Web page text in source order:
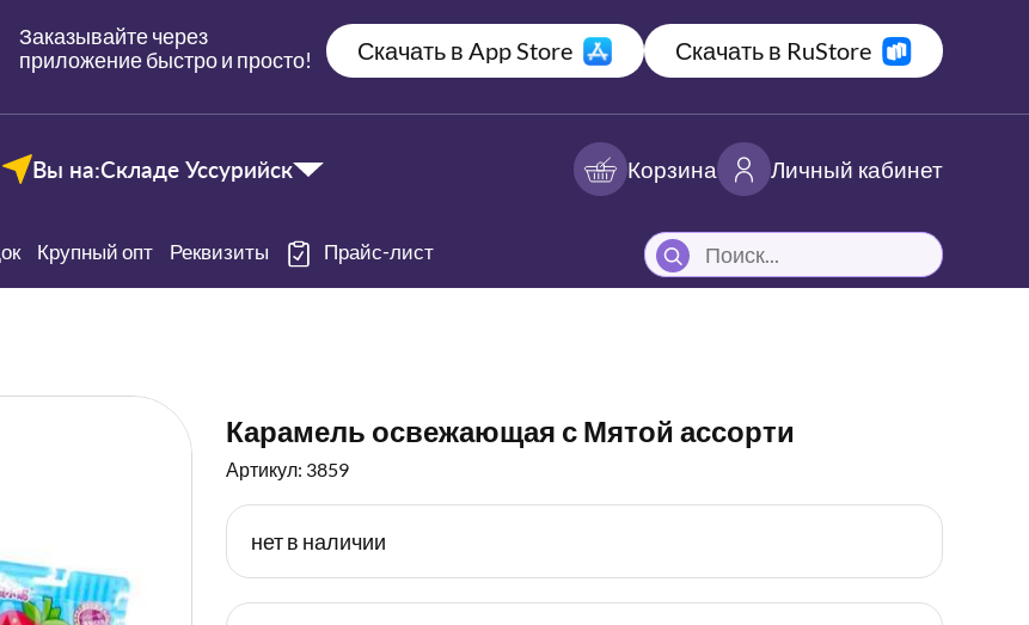
Заказывайте через
приложение быстро и просто!
Скачать в App Store Скачать в RuStore
Вы на:Складе Уссурийск Корзина Личный кабинет
Крупный опт Реквизиты Прайс-лист
Карамель освежающая с Мятой ассорти
Артикул: 3859
нет в наличии